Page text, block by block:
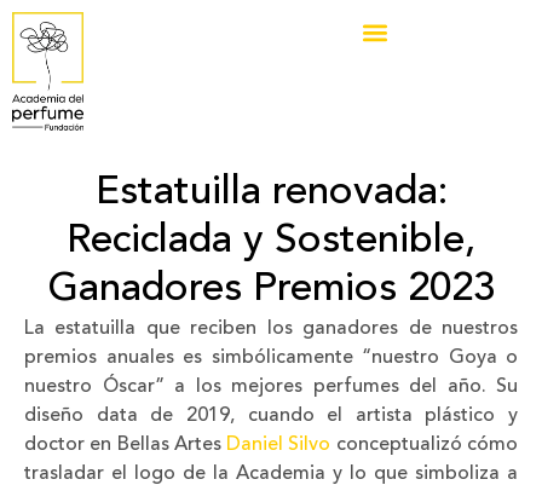
Estatuilla renovada:
Reciclada y Sostenible,
Ganadores Premios 2023
La estatuilla que reciben los ganadores de nuestros
premios anuales es simbólicamente “nuestro Goya o
nuestro Óscar” a los mejores perfumes del año. Su
diseño data de 2019, cuando el artista plástico y
doctor en Bellas Artes Daniel Silvo conceptualizó cómo
trasladar el logo de la Academia y lo que simboliza a